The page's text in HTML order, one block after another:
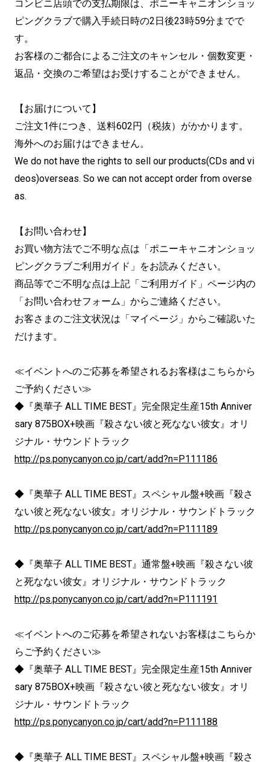
コンビニ店頭での支払期限は、ポニーキャニオンショッ
ピングクラブで購入手続日時の2日後23時59分までで
す。
お客様のご都合によるご注文のキャンセル・個数変更・
返品・交換のご希望はお受けすることができません。
【お届けについて】
ご注文1件につき、送料602円（税抜）がかかります。
海外へのお届けはできません。
We do not have the rights to sell our products(CDs and vi
deos)overseas. So we can not accept order from overse
as.
【お問い合わせ】
お買い物方法でご不明な点は「ポニーキャニオンショッ
ピングクラブご利用ガイド」をお読みください。
商品等でご不明な点は上記「ご利用ガイド」ページ内の
「お問い合わせフォーム」からご連絡ください。
お客さまのご注文状況は「マイページ」からご確認いた
だけます。
≪イベントへのご応募を希望されるお客様はこちらから
ご予約ください≫
◆『奥華子 ALL TIME BEST』完全限定生産15th Anniver
sary 875BOX+映画『殺さない彼と死なない彼女』オリ
ジナル・サウンドトラック
http://ps.ponycanyon.co.jp/cart/add?n=P111186
◆『奥華子 ALL TIME BEST』スペシャル盤+映画『殺さ
ない彼と死なない彼女』オリジナル・サウンドトラック
http://ps.ponycanyon.co.jp/cart/add?n=P111189
◆『奥華子 ALL TIME BEST』通常盤+映画『殺さない彼
と死なない彼女』オリジナル・サウンドトラック
http://ps.ponycanyon.co.jp/cart/add?n=P111191
≪イベントへのご応募を希望されないお客様はこちらか
らご予約ください≫
◆『奥華子 ALL TIME BEST』完全限定生産15th Anniver
sary 875BOX+映画『殺さない彼と死なない彼女』オリ
ジナル・サウンドトラック
http://ps.ponycanyon.co.jp/cart/add?n=P111188
◆『奥華子 ALL TIME BEST』スペシャル盤+映画『殺さ